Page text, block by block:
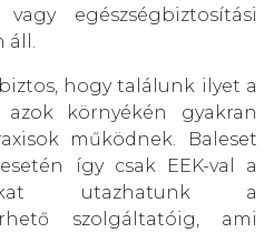
egészségbiztosítási
hogy találunk ilyet a
környékén gyakran
működnek. Baleset
így csak EEK-val a
utazhatunk a
szolgáltatóig, ami